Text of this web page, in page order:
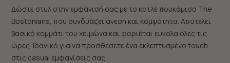
Δώστε στυλ στην εμφάνισή σας με το κοτλέ πουκάμισο The
Bostonians, που συνδυάζει άνεση και κομψότητα. Αποτελεί
βασικό κομμάτι του χειμώνα και φοριέται ευκολα όλες τις
ώρες. Ιδανικό για να προσθέσετε ένα εκλεπτυσμένο touch
στις casual εμφανίσεις σας.